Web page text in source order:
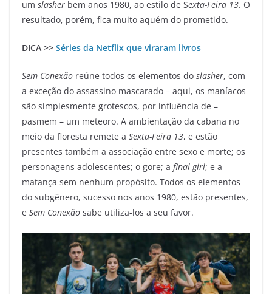
um slasher bem anos 1980, ao estilo de Sexta-Feira 13. O
resultado, porém, fica muito aquém do prometido.
DICA >> Séries da Netflix que viraram livros
Sem Conexão reúne todos os elementos do slasher, com
a exceção do assassino mascarado – aqui, os maníacos
são simplesmente grotescos, por influência de –
pasmem – um meteoro. A ambientação da cabana no
meio da floresta remete a Sexta-Feira 13, e estão
presentes também a associação entre sexo e morte; os
personagens adolescentes; o gore; a final girl; e a
matança sem nenhum propósito. Todos os elementos
do subgênero, sucesso nos anos 1980, estão presentes,
e Sem Conexão sabe utiliza-los a seu favor.